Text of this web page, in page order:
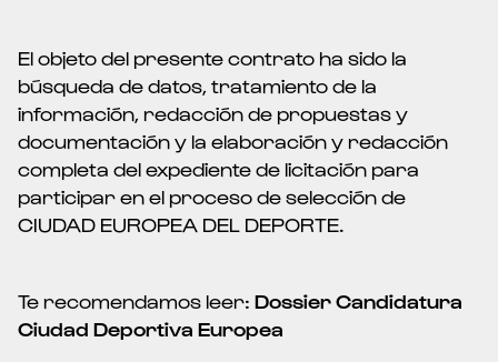
El objeto del presente contrato ha sido la
búsqueda de datos, tratamiento de la
información, redacción de propuestas y
documentación y la elaboración y redacción
completa del expediente de licitación para
participar en el proceso de selección de
CIUDAD EUROPEA DEL DEPORTE.
Te recomendamos leer: Dossier Candidatura
Ciudad Deportiva Europea